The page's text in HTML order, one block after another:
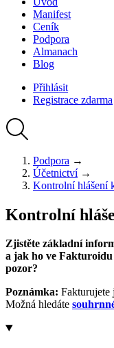
Manifest
Ceník
Podpora
Almanach
Blog
Přihlásit
Registrace zdarma
Podpora →
Účetnictví →
Kontrolní hlášení
Kontrolní
Zjistěte základní
a jak ho ve
pozor?
Poznámka: Fakturujete
Možná hledáte